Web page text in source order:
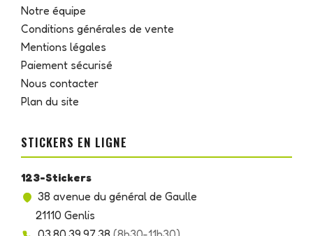
Notre équipe
Conditions générales de vente
Mentions légales
Paiement sécurisé
Nous contacter
Plan du site
STICKERS EN LIGNE
123-Stickers
38 avenue du général de Gaulle
21110 Genlis